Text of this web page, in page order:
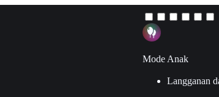
Mode Anak
Langganan